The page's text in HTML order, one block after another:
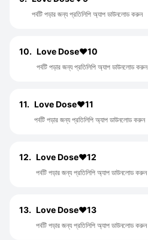
পর্বটি পড়ার জন্য প্রতিলিপি অ্যাপ ডাউনলোড করুন
10. Love Dose❤️10
পর্বটি পড়ার জন্য প্রতিলিপি অ্যাপ ডাউনলোড করুন
11. Love Dose❤️11
পর্বটি পড়ার জন্য প্রতিলিপি অ্যাপ ডাউনলোড করুন
12. Love Dose❤️12
পর্বটি পড়ার জন্য প্রতিলিপি অ্যাপ ডাউনলোড করুন
13. Love Dose❤️13
পর্বটি পড়ার জন্য প্রতিলিপি অ্যাপ ডাউনলোড করুন